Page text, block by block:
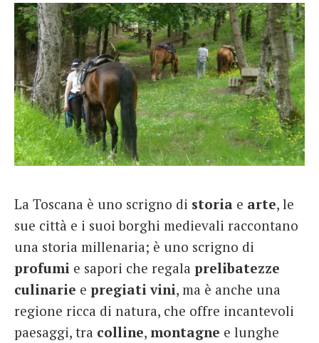
La Toscana è uno scrigno di storia e arte, le
sue città e i suoi borghi medievali raccontano
una storia millenaria; è uno scrigno di
profumi e sapori che regala prelibatezze
culinarie e pregiati vini, ma è anche una
regione ricca di natura, che offre incantevoli
paesaggi, tra colline, montagne e lunghe